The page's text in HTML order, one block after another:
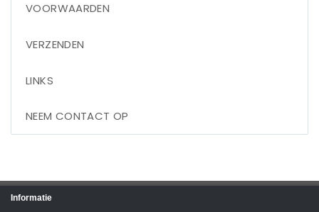
VOORWAARDEN
VERZENDEN
LINKS
NEEM CONTACT OP
Informatie